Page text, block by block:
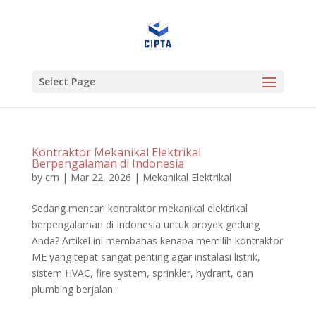
Select Page
Kontraktor Mekanikal Elektrikal
Berpengalaman di Indonesia
by crn | Mar 22, 2026 | Mekanikal Elektrikal
Sedang mencari kontraktor mekanikal elektrikal
berpengalaman di Indonesia untuk proyek gedung
Anda? Artikel ini membahas kenapa memilih kontraktor
ME yang tepat sangat penting agar instalasi listrik,
sistem HVAC, fire system, sprinkler, hydrant, dan
plumbing berjalan...